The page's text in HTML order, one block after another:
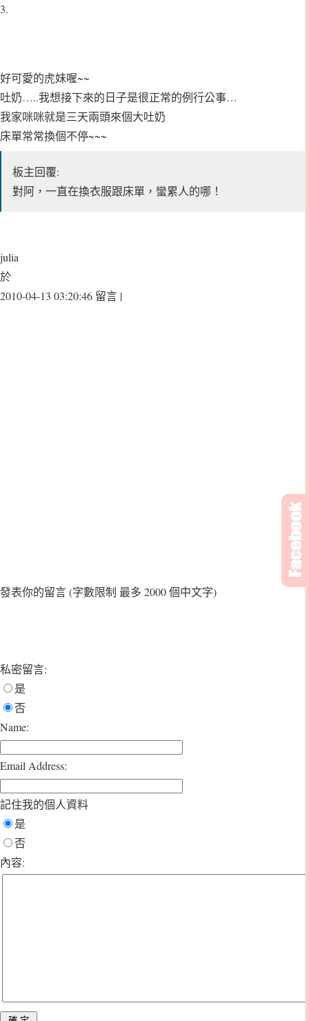
3.
好可愛的虎妹喔~~
吐奶…..我想接下來的日子是很正常的例行公事…
我家咪咪就是三天兩頭來個大吐奶
床單常常換個不停~~~
板主回覆:
對阿，一直在換衣服跟床單，蠻累人的哪！
julia
於
2010-04-13 03:20:46 留言 |
發表你的留言(字數限制 最多 2000 個中文字)
私密留言:
是
否
Name:
Email Address:
記住我的個人資料
是
否
內容: